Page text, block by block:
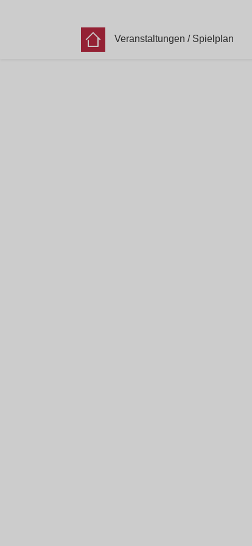
Veranstaltungen / Spielplan